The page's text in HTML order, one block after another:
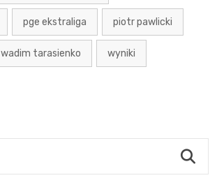
pge ekstraliga piotr pawlicki
wadim tarasienko wyniki